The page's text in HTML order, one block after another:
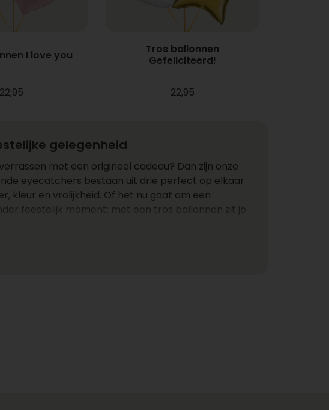
I love you
22,95
Tros ballonnen
Gefeliciteerd!
22,95
gelegenheid
met een origineel cadeau? Dan zijn onze
eyecatchers bestaan uit drie perfect op elkaar
kleur en vrolijkheid. Of het nu gaat om een
feestelijk moment: met een tros ballonnen zit je